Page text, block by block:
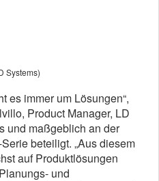
Systems)
es immer um Lösungen“,
Product Manager, LD
und maßgeblich an der
beteiligt. „Aus diesem
auf Produktlösungen
und